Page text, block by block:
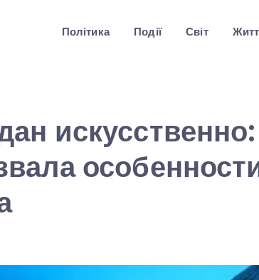
Політика Події Світ
искусственно: